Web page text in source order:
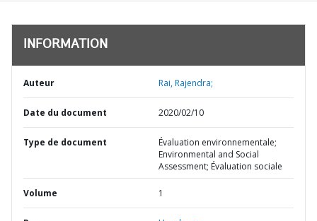
INFORMATION
Auteur Rai, Rajendra;
Date du document 2020/02/10
Type de document
Évaluation environnementale;
Environmental and Social
Assessment; Évaluation sociale
Volume 1